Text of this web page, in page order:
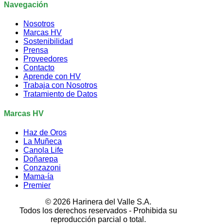
Navegación
Nosotros
Marcas HV
Sostenibilidad
Prensa
Proveedores
Contacto
Aprende con HV
Trabaja con Nosotros
Tratamiento de Datos
Marcas HV
Haz de Oros
La Muñeca
Canola Life
Doñarepa
Conzazoni
Mama-ía
Premier
© 2026 Harinera del Valle S.A.
Todos los derechos reservados - Prohibida su
reproducción parcial o total.